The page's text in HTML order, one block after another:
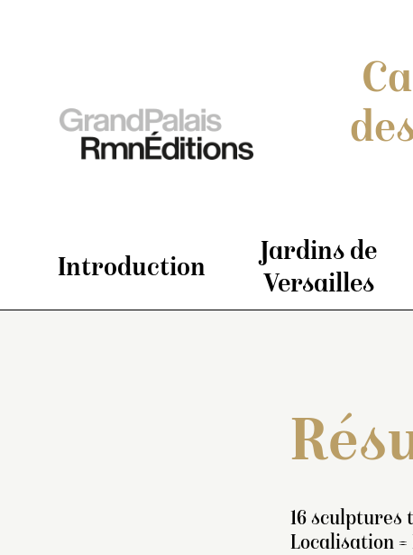
Introduction
Jardins de
Versailles
16 sculptures
Localisation =